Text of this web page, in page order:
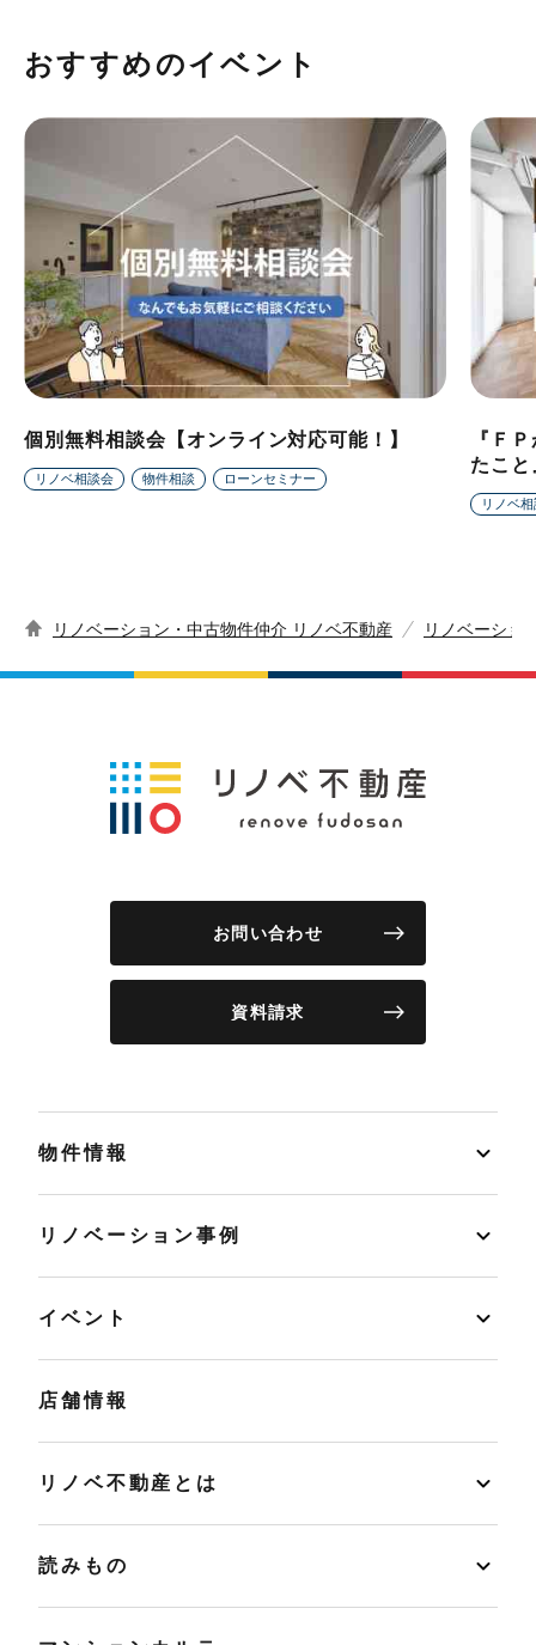
おすすめのイベント
個別無料相談会【オンライン対応可能！】
リノベ相談会 物件相談 ローンセミナー
『Ｆ
たこ
リノベ
リノベーション・中古物件仲介 リノベ不動産 リノベーショ
お問い合わせ
資料請求
物件情報
リノベーション事例
イベント
店舗情報
リノベ不動産とは
読みもの